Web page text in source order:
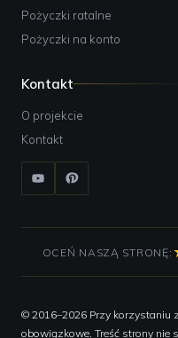
Pożyczki ratalne
Pożyczki na konto
Kontakt
O projekcie
Kontakt
OCEŃ NASZĄ STRONĘ:
© 2016–2026 Przy korzystaniu
obowiązkowe. Treść strony nie